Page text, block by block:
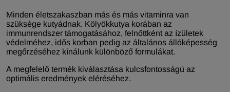
Minden életszakaszban más és más vitaminra van
szüksége kutyádnak. Kölyökkutya korában az
immunrendszer támogatásához, felnőttként az ízületek
védelméhez, idős korban pedig az általános állóképesség
megőrzéséhez kínálunk különböző formulákat.
A megfelelő termék kiválasztása kulcsfontosságú az
optimális eredmények eléréséhez.